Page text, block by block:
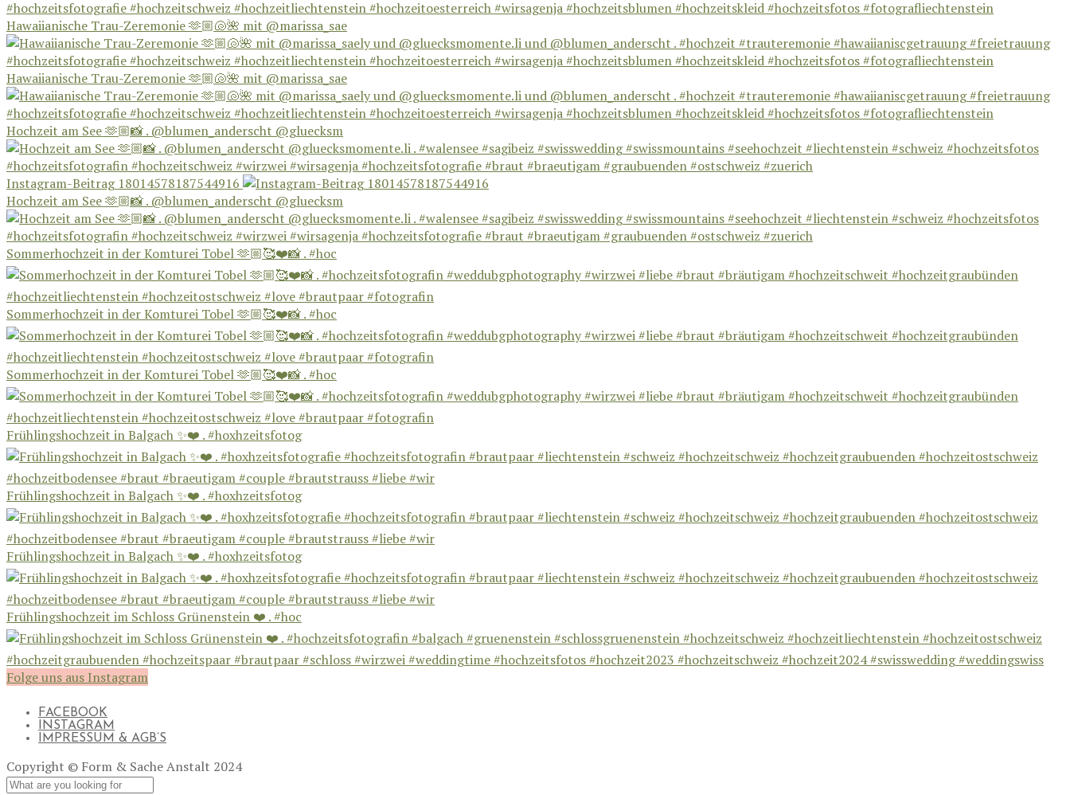
Hawaiianische Trau-Zeremonie 🫶🏼🐚🌺 mit @marissa_sae
Hawaiianische Trau-Zeremonie 🫶🏼🐚🌺 mit @marissa_sae
Hochzeit am See 🫶🏼📸 . @blumen_anderscht @gluecksm
Instagram-Beitrag 18014578187544916
Hochzeit am See 🫶🏼📸 . @blumen_anderscht @gluecksm
Sommerhochzeit in der Komturei Tobel 🫶🏼🥰❤️📸 . #hoc
Sommerhochzeit in der Komturei Tobel 🫶🏼🥰❤️📸 . #hoc
Sommerhochzeit in der Komturei Tobel 🫶🏼🥰❤️📸 . #hoc
Frühlingshochzeit in Balgach ✨❤️ . #hoxhzeitsfotog
Frühlingshochzeit in Balgach ✨❤️ . #hoxhzeitsfotog
Frühlingshochzeit in Balgach ✨❤️ . #hoxhzeitsfotog
Frühlingshochzeit im Schloss Grünenstein ❤️ . #hoc
Folge uns aus Instagram
FACEBOOK
INSTAGRAM
IMPRESSUM & AGB’S
Copyright © Form & Sache Anstalt 2024